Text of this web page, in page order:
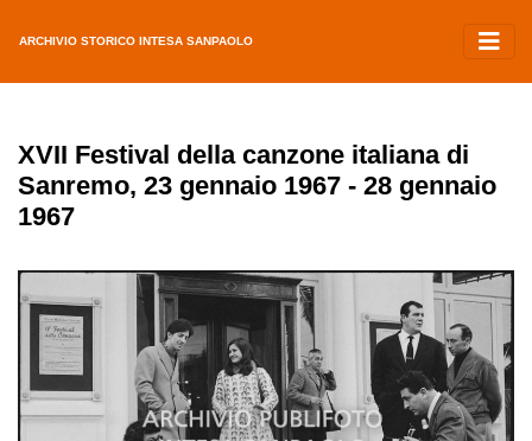
ARCHIVIO STORICO INTESA SANPAOLO
XVII Festival della canzone italiana di
Sanremo, 23 gennaio 1967 - 28 gennaio
1967